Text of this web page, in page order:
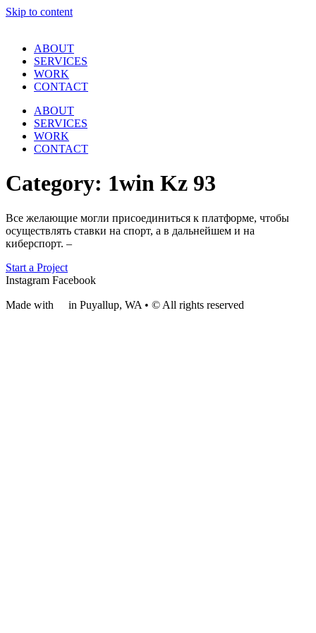
Skip to content
ABOUT
SERVICES
WORK
CONTACT
ABOUT
SERVICES
WORK
CONTACT
Category: 1win Kz 93
Все желающие могли присоединиться к платформе, чтобы
осуществлять ставки на спорт, а в дальнейшем и на
киберспорт. –
Start a Project
Instagram Facebook
Made with in Puyallup, WA • © All rights reserved